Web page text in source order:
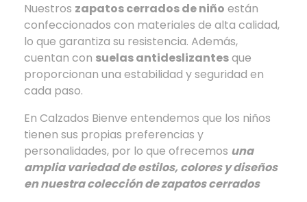
Nuestros zapatos cerrados de niño están
confeccionados con materiales de alta calidad,
lo que garantiza su resistencia. Además,
cuentan con suelas antideslizantesque
proporcionan una estabilidad y seguridad en
cada paso.
En Calzados Bienve entendemos que los niños
tienen sus propias preferencias y
personalidades, por lo que ofrecemos una
amplia variedad de estilos, colores y diseños
en nuestra colección de zapatos cerrados